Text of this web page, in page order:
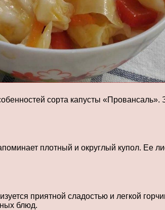
сорта капусты
плотный и округлый купол. Ее
приятной сладостью и легкой
блюд.